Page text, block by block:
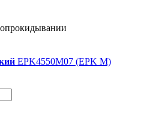
EPK4550M07 (EPK M)